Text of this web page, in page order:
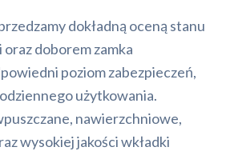
dokładną oceną stanu
doborem zamka
poziom zabezpieczeń,
użytkowania.
nawierzchniowe,
wysokiej jakości wkładki